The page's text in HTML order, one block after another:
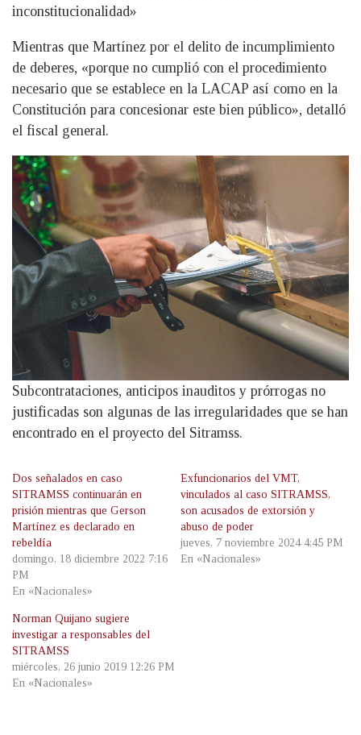
inconstitucionalidad»
Mientras que Martínez por el delito de incumplimiento
de deberes, «porque no cumplió con el procedimiento
necesario que se establece en la LACAP así como en la
Constitución para concesionar este bien público», detalló
el fiscal general.
Subcontrataciones, anticipos inauditos y prórrogas no
justificadas son algunas de las irregularidades que se han
encontrado en el proyecto del Sitramss.
Dos señalados en caso
SITRAMSS continuarán en
prisión mientras que Gerson
Martínez es declarado en
rebeldía
domingo, 18 diciembre 2022 7:16
PM
En «Nacionales»
Exfuncionarios del VMT,
vinculados al caso SITRAMSS,
son acusados de extorsión y
abuso de poder
jueves, 7 noviembre 2024 4:45 PM
En «Nacionales»
Norman Quijano sugiere
investigar a responsables del
SITRAMSS
miércoles, 26 junio 2019 12:26 PM
En «Nacionales»